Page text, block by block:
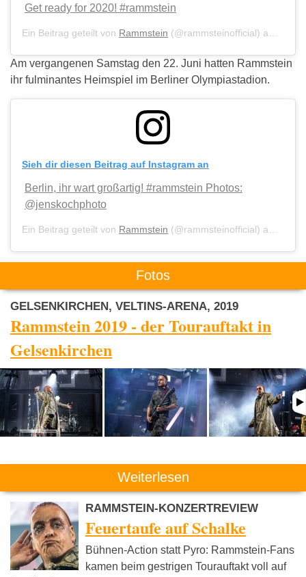
Get ready for 2020! #rammstein
Ein Beitrag geteilt von Rammstein (@rammsteinofficial) am
Am vergangenen Samstag den 22. Juni hatten Rammstein
ihr fulminantes Heimspiel im Berliner Olympiastadion.
Sieh dir diesen Beitrag auf Instagram an
Berlin, ihr wart großartig! #rammstein Photos:
@jenskochphoto
Ein Beitrag geteilt von Rammstein (@rammsteinofficial) am
Fotos
GELSENKIRCHEN, VELTINS-ARENA, 2019
Rammstein 2019 - der Tourauftakt in
Gelsenkirchen
Weiterlesen
RAMMSTEIN-KONZERTREVIEW
Feuertaufe auf Schalke
Bühnen-Action statt Pyro: Rammstein-Fans
kamen beim gestrigen Tourauftakt voll auf